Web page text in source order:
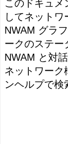
このドキュメ
してネット
NWAM グラ
ークのステー
NWAM と対
ネットワーク
ンヘルプで検